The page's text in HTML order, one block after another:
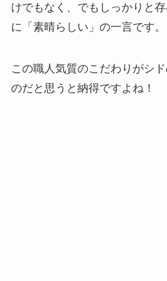
けでもなく、でもしっかりと
に「素晴らしい」の一言です。
この職人気質のこだわりがシ
のだと思うと納得ですよね！